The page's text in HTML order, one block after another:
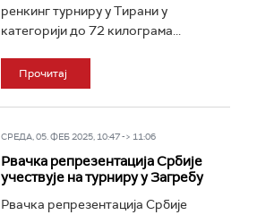
ренкинг турниру у Тирани у
категорији до 72 килограма...
Прочитај
СРЕДА, 05. ФЕБ 2025, 10:47 -> 11:06
Рвачка репрезентација Србије
учествује на турниру у Загребу
Рвачка репрезентација Србије